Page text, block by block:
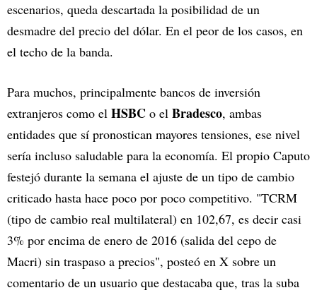
escenarios, queda descartada la posibilidad de un
desmadre del precio del dólar. En el peor de los casos, en
el techo de la banda.
Para muchos, principalmente bancos de inversión
extranjeros como el HSBC o el Bradesco, ambas
entidades que sí pronostican mayores tensiones, ese nivel
sería incluso saludable para la economía. El propio Caputo
festejó durante la semana el ajuste de un tipo de cambio
criticado hasta hace poco por poco competitivo. "TCRM
(tipo de cambio real multilateral) en 102,67, es decir casi
3% por encima de enero de 2016 (salida del cepo de
Macri) sin traspaso a precios", posteó en X sobre un
comentario de un usuario que destacaba que, tras la suba